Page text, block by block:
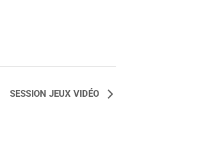
SESSION JEUX VIDÉO